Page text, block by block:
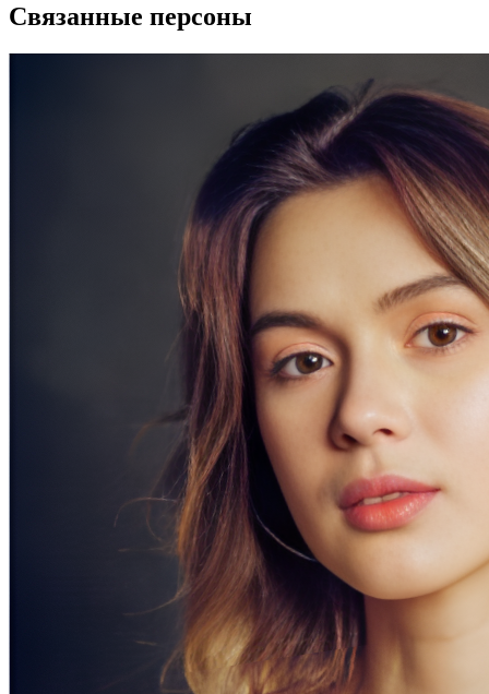
Связанные персоны